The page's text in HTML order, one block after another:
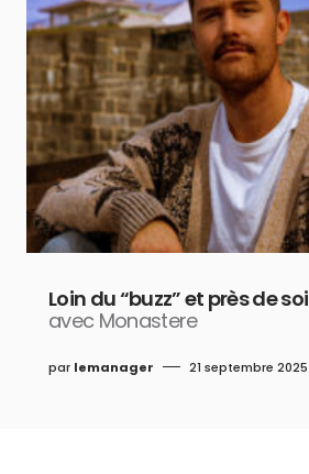
Loin du “buzz” et près de soi
avec Monastere
par lemanager 21 septembre 2025